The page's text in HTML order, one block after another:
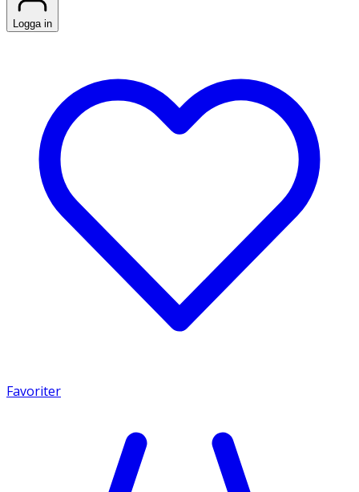
Logga in
Favoriter